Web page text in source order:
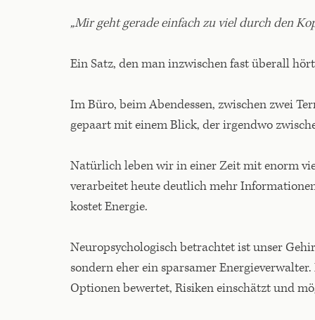
„Mir geht gerade einfach zu viel durch den
Ein Satz, den man inzwischen fast überall
Im Büro, beim Abendessen, zwischen zwei
gepaart mit einem Blick, der irgendwo
Natürlich leben wir in einer Zeit mit enorm
verarbeitet heute deutlich mehr
kostet Energie.
Neuropsychologisch betrachtet ist unser
sondern eher ein sparsamer
Optionen bewertet, Risiken einschätzt und